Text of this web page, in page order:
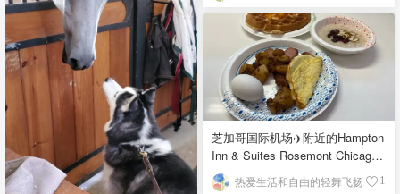
芝加哥国际机场✈️附近的Hampton
Inn & Suites Rosemont Chicago
O'Hare自助早餐
热爱生活和自由的轻舞飞扬 1